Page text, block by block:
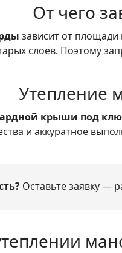
От чего
зависит от
слоёв. Поэтому
Утепление
крыши под
и аккуратное
Оставьте заявку —